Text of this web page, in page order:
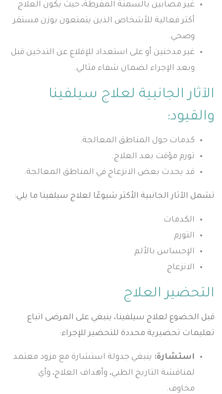
غير مصابين بالسمنة المفرطة، حيث يكون العلاج
أكثر فعالية للأشخاص الذين يتمتعون بوزن مستقر
وصحي.
غير مدخنين أو على استعداد للإقلاع عن التدخين قبل
وبعد الإجراء لضمان شفاء مثالي.
الآثار الجانبية لعلاج سيلفينا
والقيود:
كدمات حول المناطق المعالجة.
تورم مؤقت بعد العلاج.
قد يحدث بعض الانزعاج في المناطق المعالجة.
تشمل الآثار الجانبية الأكثر شيوعًا لعلاج سيلفينا ما يلي:
الكدمات
التورم
الإحساس بالألم
الانزعاج
التحضير العلاج
قبل الخضوع لعلاج سيلفينا، ينبغي على المرضى اتباع
تعليمات تحضيرية محددة للتحضير للإجراء:
استشارة: ينبغي جدولة استشارة مع مزود معتمد
لمناقشة التاريخ الطبي، وأهداف العلاج، وأي
مخاوف.